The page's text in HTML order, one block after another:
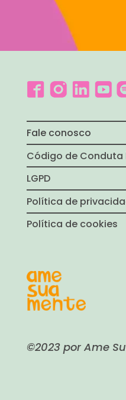
Fale conosco
Código de Conduta
LGPD
Política de
Política de cookies
©2023 por Ame